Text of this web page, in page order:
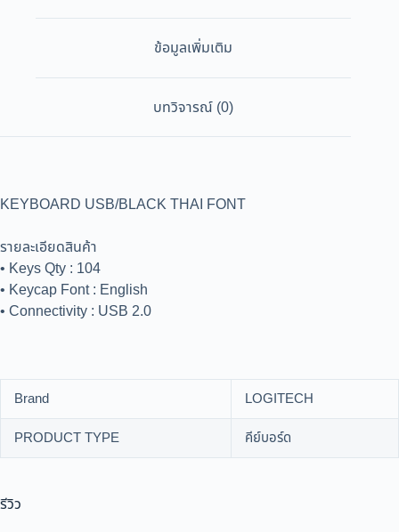
ข้อมูลเพิ่มเติม
บทวิจารณ์ (0)
KEYBOARD USB/BLACK THAI FONT
รายละเอียดสินค้า
• Keys Qty : 104
• Keycap Font : English
• Connectivity : USB 2.0
Brand
LOGITECH
PRODUCT TYPE
คีย์บอร์ด
รีวิว